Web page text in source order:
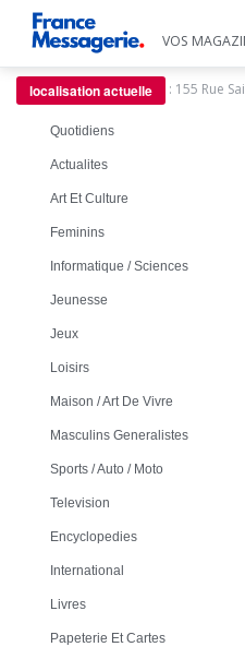
VOS
localisation actuelle : 155 Rue
Quotidiens
Actualites
Art Et Culture
Feminins
Informatique / Sciences
Jeunesse
Jeux
Loisirs
Maison / Art De Vivre
Masculins Generalistes
Sports / Auto / Moto
Television
Encyclopedies
International
Livres
Papeterie Et Cartes